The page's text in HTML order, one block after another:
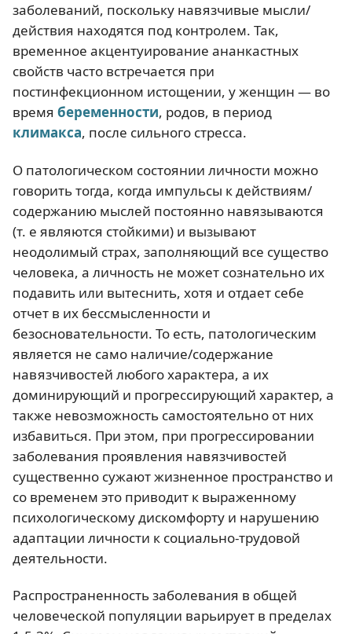
заболеваний, поскольку навязчивые мысли/
действия находятся под контролем. Так,
временное акцентуирование ананкастных
свойств часто встречается при
постинфекционном истощении, у женщин — во
время беременности, родов, в период
климакса, после сильного стресса.
О патологическом состоянии личности можно
говорить тогда, когда импульсы к действиям/
содержанию мыслей постоянно навязываются
(т. е являются стойкими) и вызывают
неодолимый страх, заполняющий все существо
человека, а личность не может сознательно их
подавить или вытеснить, хотя и отдает себе
отчет в их бессмысленности и
безосновательности. То есть, патологическим
является не само наличие/содержание
навязчивостей любого характера, а их
доминирующий и прогрессирующий характер, а
также невозможность самостоятельно от них
избавиться. При этом, при прогрессировании
заболевания проявления навязчивостей
существенно сужают жизненное пространство и
со временем это приводит к выраженному
психологическому дискомфорту и нарушению
адаптации личности к социально-трудовой
деятельности.
Распространенность заболевания в общей
человеческой популяции варьирует в пределах